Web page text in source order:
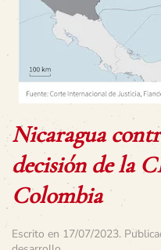
Nicaragua
decisión de la
Colombia
Escrito en 17/07/2023.